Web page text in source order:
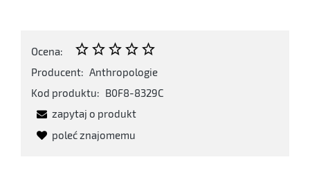
Ocena:
Producent: Anthropologie
Kod produktu: B0F8-8329C
zapytaj o produkt
poleć znajomemu